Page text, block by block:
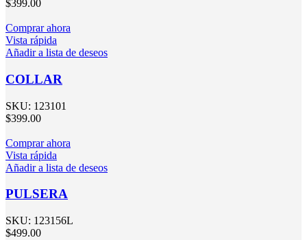
$399.00
Comprar ahora
Vista rápida
Añadir a lista de deseos
COLLAR
SKU: 123101
$399.00
Comprar ahora
Vista rápida
Añadir a lista de deseos
PULSERA
SKU: 123156L
$499.00